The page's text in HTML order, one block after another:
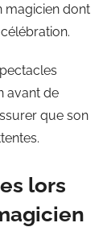
magicien dont
avant de
que son
lors